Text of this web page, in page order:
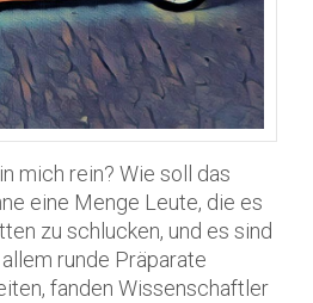
mich rein? Wie soll das
eine Menge Leute, die es
zu schlucken, und es sind
runde Präparate
fanden Wissenschaftler